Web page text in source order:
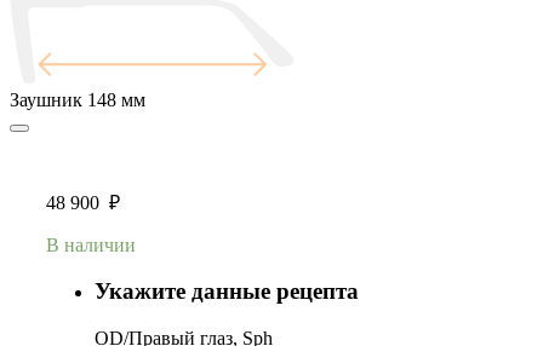
Заушник 148 мм
48 900 ₽
В наличии
Укажите данные рецепта
OD/Правый глаз, Sph